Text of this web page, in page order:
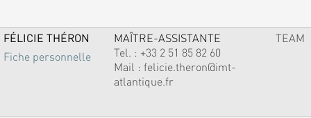
FÉLICIE THÉRON
Fiche personnelle
MAÎTRE-ASSISTANTE
Tel. : +33 2 51 85 82 60
Mail : felicie.theron@imt-
atlantique.fr
TEAM